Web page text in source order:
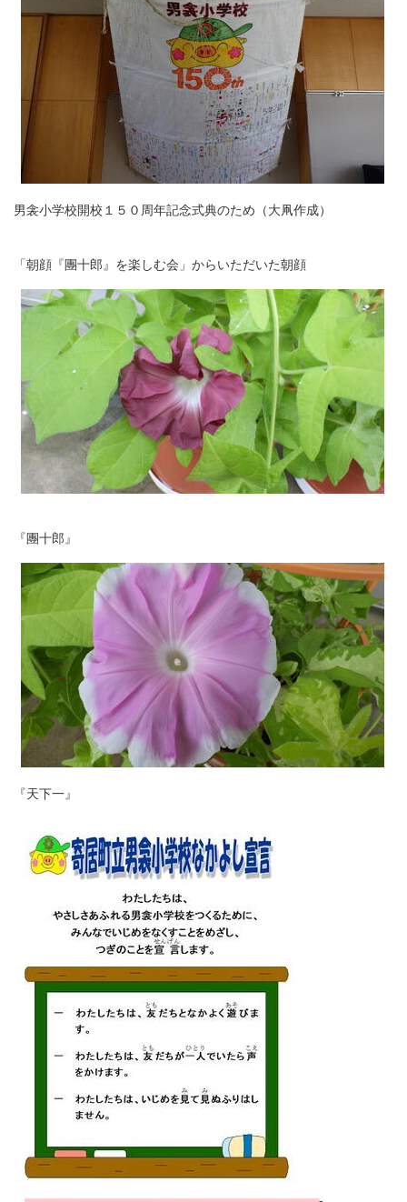
男衾小学校開校１５０周年記念式典のため（大凧作成）
「朝顔『團十郎』を楽しむ会」からいただいた朝顔
『團十郎』
『天下一』